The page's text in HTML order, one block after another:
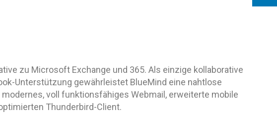
zu Microsoft Exchange und 365. Als einzige kollaborative
Unterstützung gewährleistet BlueMind eine nahtlose
voll funktionsfähiges Webmail, erweiterte mobile
Thunderbird-Client.